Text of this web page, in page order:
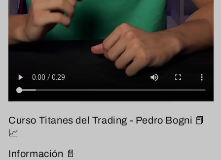
Curso Titanes del Trading - Pedro Bogni 📕
📈
Información 📄